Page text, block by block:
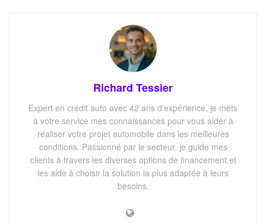
Richard Tessier
Expert en crédit auto avec 42 ans d'expérience, je mets
à votre service mes connaissances pour vous aider à
réaliser votre projet automobile dans les meilleures
conditions. Passionné par le secteur, je guide mes
clients à travers les diverses options de financement et
les aide à choisir la solution la plus adaptée à leurs
besoins.